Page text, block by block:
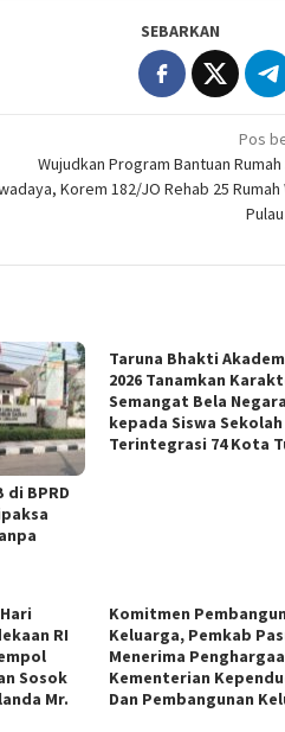
SEBARKAN
Pos
Wujudkan Program Bantuan
Korem 182/JO Rehab 25 Rumah
di BPRD
Taruna Bhakti
2026 Tanamkan
Semangat Bela Negara
kepada Siswa
Terintegrasi 74 Kota
RI
Sosok
Mr.
Komitmen
Keluarga, Pemkab
Menerima
Kementerian
Dan Pembangunan